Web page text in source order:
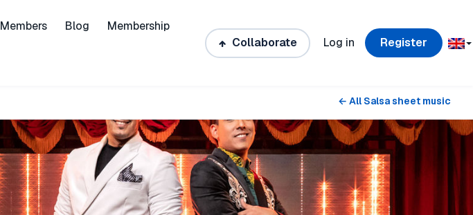
Members Blog
Membership
Collaborate
Log in Register
← All Salsa sheet music